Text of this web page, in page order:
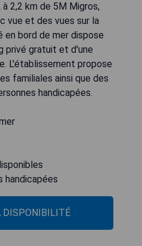
2,2 km de 5M Migros,
vue et des vues sur la
bord de mer dispose
privé gratuit et d'une
L'établissement propose
familiales ainsi que des
handicapées.
handicapées
DISPONIBILITÉ